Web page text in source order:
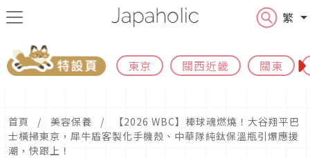
繁
東京 關西近畿 關東
首頁 美容保養
【2026 WBC】棒球魂燃燒！大谷翔平巴
士橫掃東京，犀牛盾客製化手機殼、中華隊純鈦保溫瓶引爆應援
潮，快跟上！